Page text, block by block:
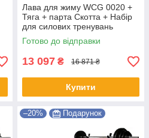
Лава для жиму WCG 0020 +
Тяга + парта Скотта + Набір
для силових тренувань
штанги та гантелі 128 кг
Shopik
Готово до відправки
13 097 ₴ 16 871 ₴
Купити
–20% Подарунок